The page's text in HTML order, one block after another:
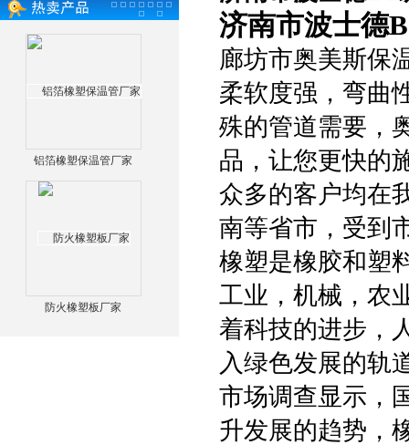
铝箔橡塑保温管厂家
防火橡塑板厂家
济南市波士德
廊坊市奥美斯保
柔软度强，弯曲
殊的管道需要，
品，让您更快的
众多的客户均在
南等省市，受到
橡塑是橡胶和塑
工业，机械，农
着科技的进步，
入绿色发展的轨
市场调查显示，
升发展的趋势，